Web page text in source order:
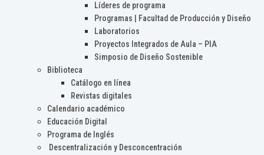
Líderes de programa
Programas | Facultad de Producción y Diseño
Laboratorios
Proyectos Integrados de Aula – PIA
Simposio de Diseño Sostenible
Biblioteca
Catálogo en línea
Revistas digitales
Calendario académico
Educación Digital
Programa de Inglés
Descentralización y Desconcentración